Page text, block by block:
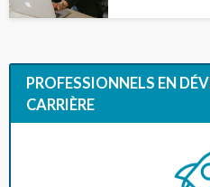
PROFESSIONNELS EN
CARRIÈRE